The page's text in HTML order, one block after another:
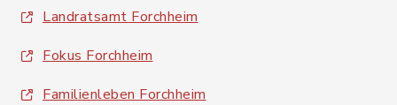
Landratsamt Forchheim
Fokus Forchheim
Familienleben Forchheim